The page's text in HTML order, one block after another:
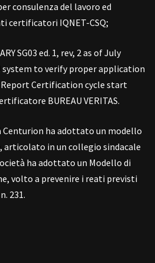
consulenza del lavoro ed
certificatori IQNET-CSQ;
SG03 ed. 1, rev, 2 as of July
to verify proper application
Report Certification cycle start
BUREAU VERITAS.
Centurion ha adottato un modello
articolato in un collegio sindacale
ha adottato un Modello di
volto a prevenire i reati previsti
231.